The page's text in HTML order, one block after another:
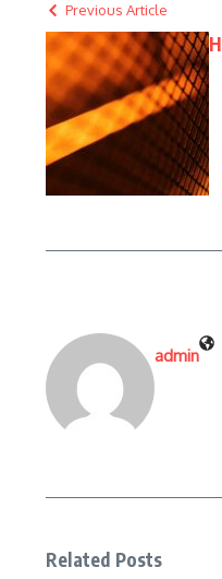
Previous Article
admin
Related Posts